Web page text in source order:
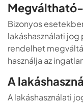
Bizonyos
lakáshasználati
rendelhet
használja az
A
A lakáshasználati